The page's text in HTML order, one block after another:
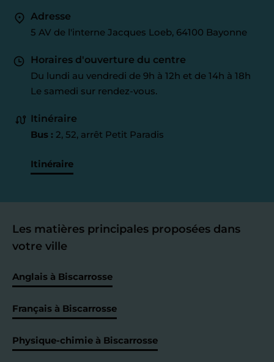
Adresse
5 AV de l'interne Jacques Loeb, 64100 Bayonne
Horaires d'ouverture du centre
Du lundi au vendredi de 9h à 12h et de 14h à 18h
Le samedi sur rendez-vous.
Itinéraire
Bus : 2, 52, arrêt Petit Paradis
Itinéraire
Les matières principales proposées dans
votre ville
Anglais à Biscarrosse
Français à Biscarrosse
Physique-chimie à Biscarrosse